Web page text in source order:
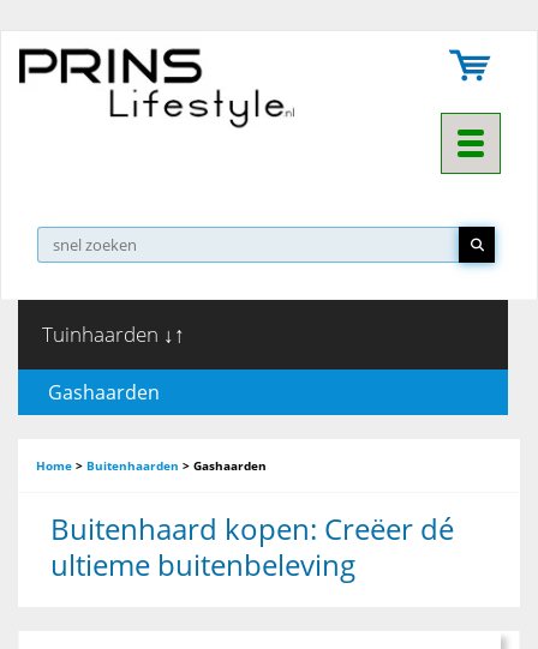
Toggle
Tuinhaarden ↓↑
Gashaarden
Home > Buitenhaarden > Gashaarden
Buitenhaard kopen: Creëer dé
ultieme buitenbeleving